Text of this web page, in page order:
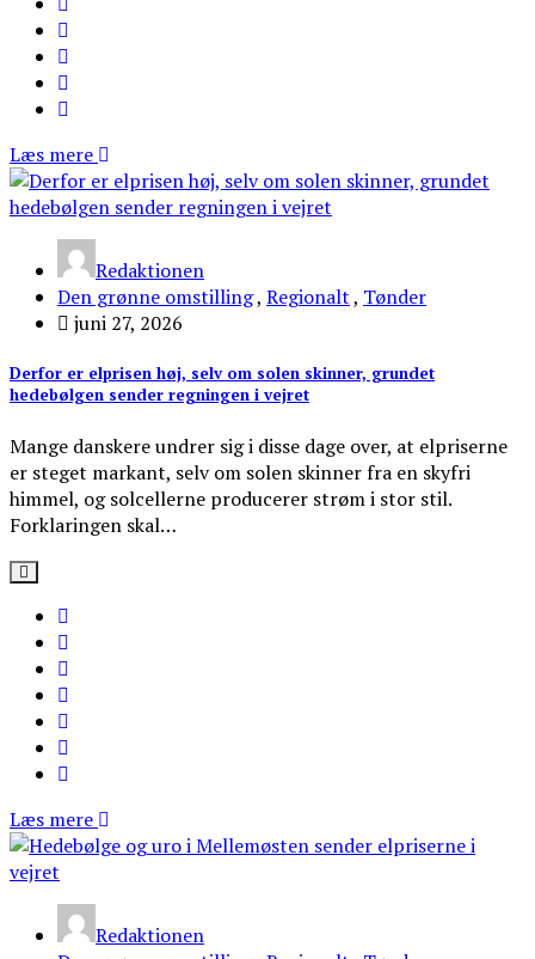
Læs mere
Redaktionen
Den grønne omstilling, Regionalt, Tønder
juni 27, 2026
Derfor er elprisen høj, selv om solen skinner, grundet
hedebølgen sender regningen i vejret
Mange danskere undrer sig i disse dage over, at elpriserne
er steget markant, selv om solen skinner fra en skyfri
himmel, og solcellerne producerer strøm i stor stil.
Forklaringen skal…
Læs mere
Redaktionen